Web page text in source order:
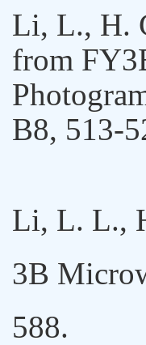
Li, L., H.
from
B8, 513-
Li, L. L.,
3B
588.